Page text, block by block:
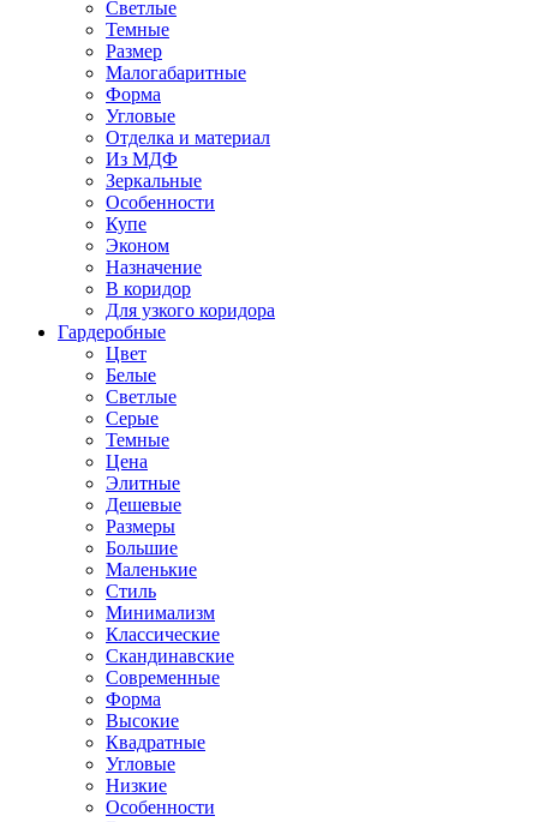
Светлые
Темные
Размер
Малогабаритные
Форма
Угловые
Отделка и материал
Из МДФ
Зеркальные
Особенности
Купе
Эконом
Назначение
В коридор
Для узкого коридора
Гардеробные
Цвет
Белые
Светлые
Серые
Темные
Цена
Элитные
Дешевые
Размеры
Большие
Маленькие
Стиль
Минимализм
Классические
Скандинавские
Современные
Форма
Высокие
Квадратные
Угловые
Низкие
Особенности